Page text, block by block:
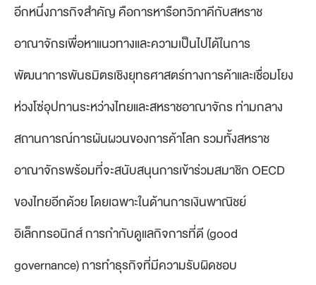
อีกหนึ่งภารกิจสำคัญ คือการหารือทวิภาคีกับสหราช
อาณาจักรเพื่อหาแนวทางและความเป็นไปได้ในการ
พัฒนาการพันธมิตรเชิงยุทธศาสตร์ทางการค้าและเชื่อมโยง
ห่วงโซ่อุปทานระหว่างไทยและสหราชอาณาจักร ท่ามกลาง
สถานการณ์การผันผวนของการค้าโลก รวมทั้งสหราช
อาณาจักรพร้อมที่จะสนับสนุนการเข้าร่วมสมาชิก OECD
ของไทยอีกด้วย โดยเฉพาะในด้านการเงินพาณิชย์
อิเล็กทรอนิกส์ การกำกับดูแลกิจการที่ดี (good
governance) การทำธุรกิจที่มีความรับผิดชอบ